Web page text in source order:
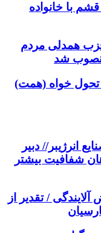
با خانواده
همدلی مردم
شد
خواه (همت)
انرژیبر// دبیر
شفافیت بیشتر
/ تقدیر از